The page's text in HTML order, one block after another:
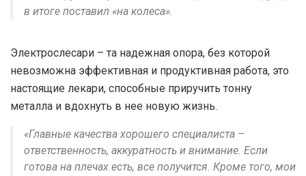
в итоге поставил «на колеса».
Электрослесари – та надежная опора, без которой
невозможна эффективная и продуктивная работа, это
настоящие лекари, способные приручить тонну
металла и вдохнуть в нее новую жизнь.
«Главные качества хорошего специалиста –
ответственность, аккуратность и внимание. Если
готова на плечах есть, все получится. Кроме того, мои